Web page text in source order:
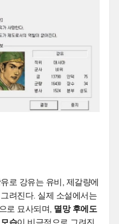
로 강유는 유비, 제갈량에
려진다. 실제 소설에서는
으로 묘사되며, 멸망 후에도